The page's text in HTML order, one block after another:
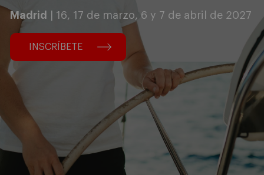
Madrid | 16, 17 de marzo, 6 y 7 de abril de 2027
INSCRÍBETE